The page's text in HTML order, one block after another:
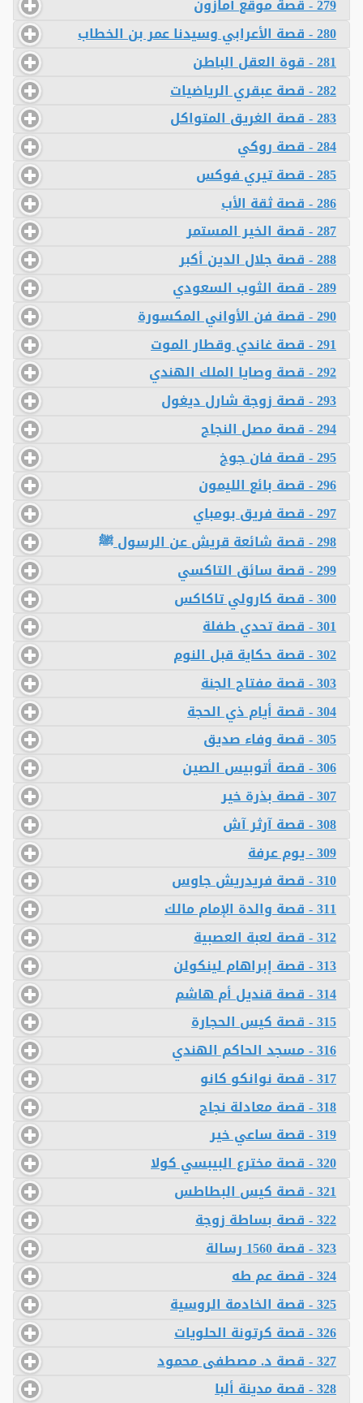
279 - قصة موقع أمازون
280 - قصة الأعرابي وسيدنا عمر بن الخطاب
281 - قوة العقل الباطن
282 - قصة عبقري الرياضيات
283 - قصة الغريق المتواكل
284 - قصة روكي
285 - قصة تيري فوكس
286 - قصة ثقة الأب
287 - قصة الخير المستمر
288 - قصة جلال الدين أكبر
289 - قصة الثوب السعودي
290 - قصة فن الأواني المكسورة
291 - قصة غاندي وقطار الموت
292 - قصة وصايا الملك الهندي
293 - قصة زوجة شارل ديغول
294 - قصة مصل النجاح
295 - قصة فان جوخ
296 - قصة بائع الليمون
297 - قصة فريق بومباي
298 - قصة شائعة قريش عن الرسول ﷺ
299 - قصة سائق التاكسي
300 - قصة كارولي تاكاكس
301 - قصة تحدي طفلة
302 - قصة حكاية قبل النوم
303 - قصة مفتاح الجنة
304 - قصة أيام ذي الحجة
305 - قصة وفاء صديق
306 - قصة أتوبيس الصين
307 - قصة بذرة خير
308 - قصة آرثر آش
309 - يوم عرفة
310 - قصة فريدريش جاوس
311 - قصة والدة الإمام مالك
312 - قصة لعبة العصبية
313 - قصة إبراهام لينكولن
314 - قصة قنديل أم هاشم
315 - قصة كيس الحجارة
316 - مسجد الحاكم الهندي
317 - قصة نوانكو كانو
318 - قصة معادلة نجاح
319 - قصة ساعي خير
320 - قصة مخترع البيبسي كولا
321 - قصة كيس البطاطس
322 - قصة بساطة زوجة
323 - قصة 1560 رسالة
324 - قصة عم طه
325 - قصة الخادمة الروسية
326 - قصة كرتونة الحلويات
327 - قصة د. مصطفى محمود
328 - قصة مدينة ألبا